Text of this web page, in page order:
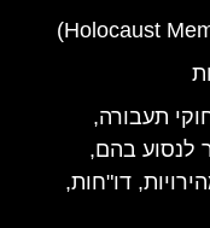
תעבורה,
לנסוע בהם,
דו"חות,